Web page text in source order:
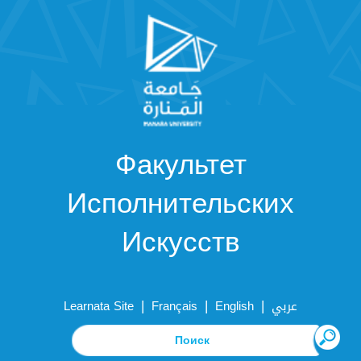
Факультет
Исполнительских
Искусств
Learnata Site | Français | English | عربي